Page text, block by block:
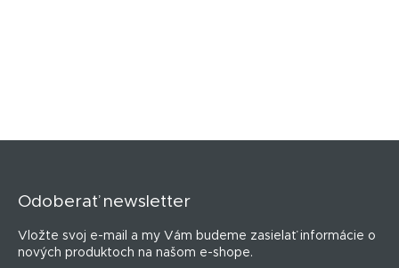
Odoberať newsletter
Vložte svoj e-mail a my Vám budeme zasielať informácie o
nových produktoch na našom e-shope.